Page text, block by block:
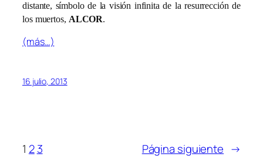
distante, símbolo de la visión infinita de la resurrección de
los muertos, ALCOR.
(más…)
16 julio, 2013
1 2 3 Página siguiente →